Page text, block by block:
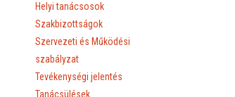
Helyi tanácsosok
Szakbizottságok
Szervezeti és Működési
szabályzat
Tevékenységi jelentés
Tanácsülések